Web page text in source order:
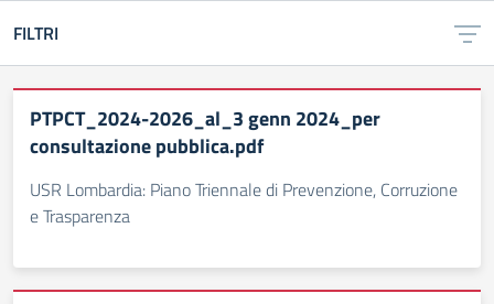
FILTRI
PTPCT_2024-2026_al_3 genn 2024_per
consultazione pubblica.pdf
USR Lombardia: Piano Triennale di Prevenzione, Corruzione
e Trasparenza